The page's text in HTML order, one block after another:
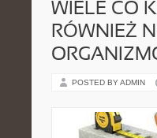
WIELE CO
RÓWNIEŻ
POSTED BY ADMIN